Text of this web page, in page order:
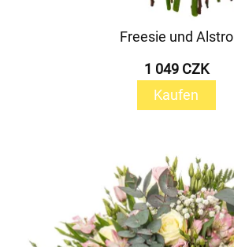
Freesie und Alstro
1 049 CZK
Kaufen